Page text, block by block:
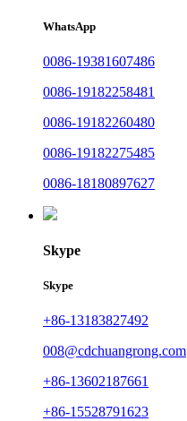
WhatsApp
0086-19381607486
0086-19182258481
0086-19182260480
0086-19182275485
0086-18180897627
Skype
Skype
+86-13183827492
008@cdchuangrong.com
+86-13602187661
+86-15528791623